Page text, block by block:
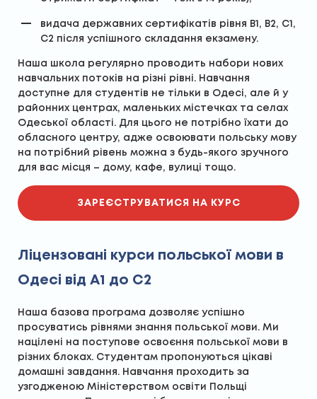
видача державних сертифікатів рівня В1, В2, С1,
С2 після успішного складання екзамену.
Наша школа регулярно проводить набори нових
навчальних потоків на різні рівні. Навчання
доступне для студентів не тільки в Одесі, але й у
районних центрах, маленьких містечках та селах
Одеської області. Для цього не потрібно їхати до
обласного центру, адже освоювати польську мову
на потрібний рівень можна з будь-якого зручного
для вас місця – дому, кафе, вулиці тощо.
ЗАРЕЄСТРУВАТИСЯ НА КУРС
Ліцензовані курси польської мови в
Одесі від А1 до С2
Наша базова програма дозволяє успішно
просуватись рівнями знання польської мови. Ми
націлені на поступове освоєння польської мови в
різних блоках. Студентам пропонуються цікаві
домашні завдання. Навчання проходить за
узгодженою Міністерством освіти Польщі